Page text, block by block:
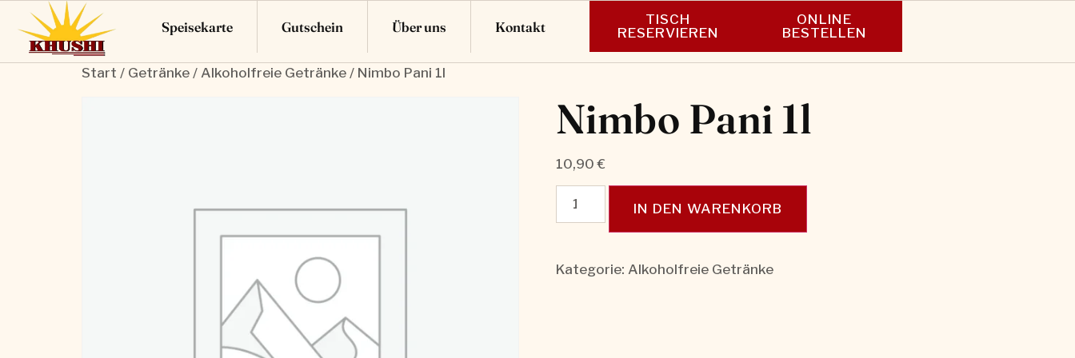
Speisekarte Gutschein Über uns Kontakt
TISCH
RESERVIEREN
ONLINE
BESTELLEN
Start / Getränke / Alkoholfreie Getränke / Nimbo Pani 1l
Nimbo Pani 1l
10,90€
IN DEN WARENKORB
Kategorie: Alkoholfreie Getränke